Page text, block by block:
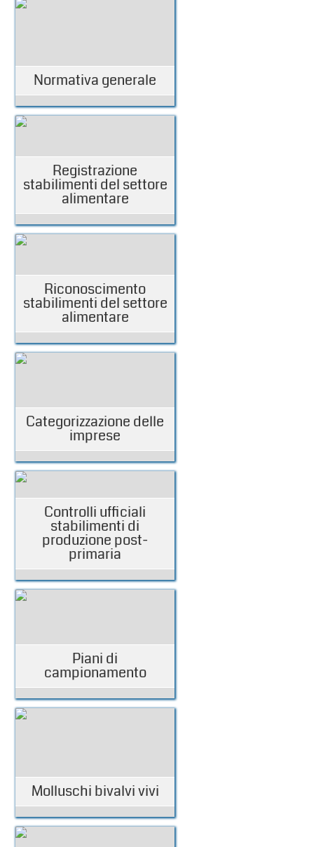
Normativa generale
Registrazione
stabilimenti del settore
alimentare
Riconoscimento
stabilimenti del settore
alimentare
Categorizzazione delle
imprese
Controlli ufficiali
stabilimenti di
produzione post-
primaria
Piani di
campionamento
Molluschi bivalvi vivi